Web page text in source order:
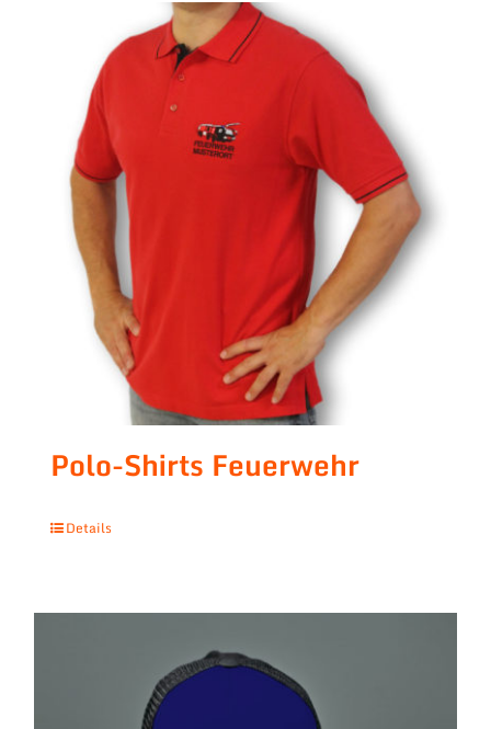
Polo-Shirts Feuerwehr
Details